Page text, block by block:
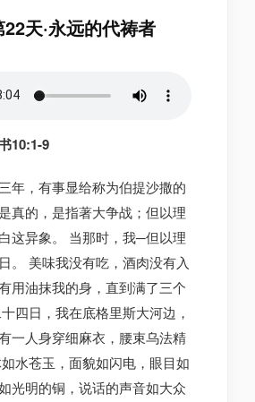
天·永远的代祷者
10:1-9
年，有事显给称为伯提沙撒的
真的，是指著大争战；但以理
这异象。 当那时，我─但以理
。 美味我没有吃，酒肉没有入
用油抹我的身，直到满了三个
四日，我在底格里斯大河边，
一人身穿细麻衣，腰束乌法精
水苍玉，面貌如闪电，眼目如
光明的铜，说话的声音如大众